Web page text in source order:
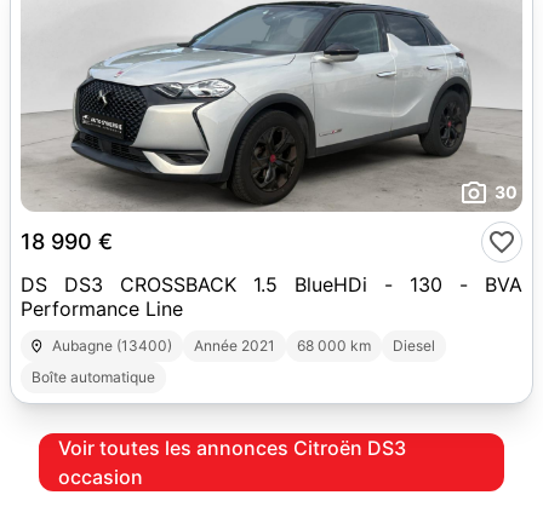
30
18 990 €
DS DS3 CROSSBACK 1.5 BlueHDi - 130 - BVA
Performance Line
Aubagne (13400) Année 2021 68 000 km
Diesel
Boîte automatique
Voir toutes les annonces Citroën DS3
occasion